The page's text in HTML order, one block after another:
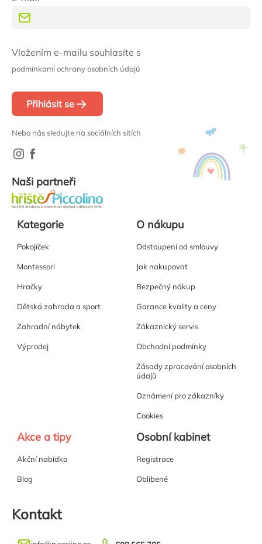
Vložením e-mailu souhlasíte s
podmínkami ochrany osobních údajů
Přihlásit se
Nebo nás sledujte na sociálních sítích
Naši partneři
Kategorie
Pokojíček
Montessori
Hračky
Dětská zahrada a sport
Zahradní nábytek
Výprodej
O nákupu
Odstoupení od smlouvy
Jak nakupovat
Bezpečný nákup
Garance kvality a ceny
Zákaznický servis
Obchodní podmínky
Zásady zpracování osobních
údajů
Oznámení pro zákazníky
Cookies
Akce a tipy
Akční nabídka
Blog
Osobní kabinet
Registrace
Oblíbené
Kontakt